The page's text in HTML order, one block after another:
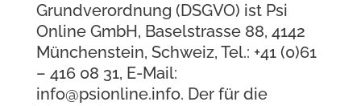
Grundverordnung (DSGVO) ist Psi
Online GmbH, Baselstrasse 88, 4142
Münchenstein, Schweiz, Tel.: +41 (0)61
– 416 08 31, E-Mail:
info@psionline.info. Der für die